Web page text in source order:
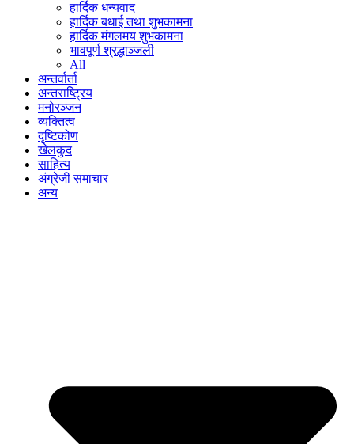
हार्दिक धन्यवाद
हार्दिक बधाई तथा शुभकामना
हार्दिक मंगलमय शुभकामना
भावपूर्ण श्रद्धाञ्जली
All
अन्तर्वार्ता
अन्तराष्ट्रिय
मनोरञ्जन
व्यक्तित्व
दृष्टिकोण
खेलकुद
साहित्य
अंग्रेजी समाचार
अन्य